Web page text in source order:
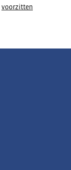
voorzitten